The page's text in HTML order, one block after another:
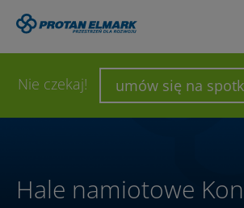
Nie czekaj! umów się na
WYŚLIJ ZAPYTANIE
Hale namiotowe